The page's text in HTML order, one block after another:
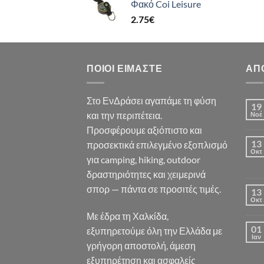
Φακό Coi Leisure
2.75€
ΠΟΙΟΙ ΕΊΜΑΣΤΕ
Στο ΕνΔράσει αγαπάμε τη φύση
και την περιπέτεια.
Προσφέρουμε αξιόπιστο και
προσεκτικά επιλεγμένο εξοπλισμό
για camping, hiking, outdoor
δραστηριότητες και χειμερινά
σπορ — πάντα σε προσιτές τιμές.
Με έδρα τη Χαλκίδα,
εξυπηρετούμε όλη την Ελλάδα με
γρήγορη αποστολή, άμεση
εξυπηρέτηση και ασφαλείς
19
Νοέ
13
Οκτ
13
Οκτ
01
Ιαν